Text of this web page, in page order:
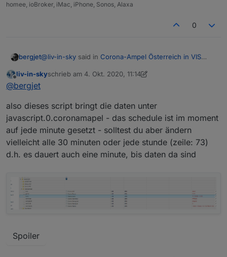
"Region" : "Gemeinde"
homee, ioBroker, iMac, iPhone, Sonos, Alaxa
0
bergjet@liv-in-sky said in Corona-Ampel Österreich in VIS
Ja eigentlich wärst du dann eh der Richtige.
Die Daten liegen in dieser Form vor
[
  {
    "Stand": "2020-10-01T19:30:00Z",
    "Warnstufen": [
        "Region": "Gemeinde",
        "Name": "Eisenstadt",
        "Warnstufe": "2"
es müssten die Datenpunkte:
Stand
Warnstufe
angelegt und ausgelesen werden.
Offline
liv-in-skyschrieb am 4. Okt. 2020, 11:14
zuletzt editiert von liv-in-sky 10. Apr. 2020, 13:17
@bergjet
also dieses script bringt die daten unter
javascript.0.coronamapel - das schedule ist im moment
auf jede minute gesetzt - solltest du aber ändern
vielleicht alle 30 minuten oder jede stunde (zeile: 73)
d.h. es dauert auch eine minute, bis daten da sind
Spoiler